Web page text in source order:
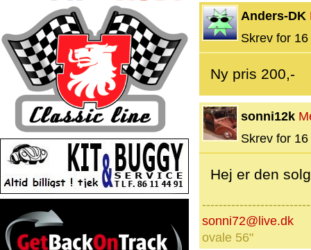
Anders-DK
Skrev for
Ny pris 200,-
sonni12k
Skrev for
Hej er den
sonni72@live.dk
ovale 56"